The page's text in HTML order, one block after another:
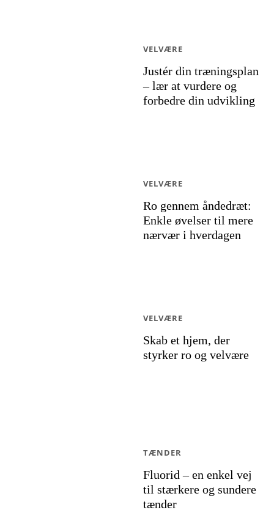
Justér din træningsplan
– lær at vurdere og
forbedre din udvikling
VELVÆRE
Ro gennem åndedræt:
Enkle øvelser til mere
nærvær i hverdagen
VELVÆRE
Skab et hjem, der
styrker ro og velvære
VELVÆRE
Fluorid – en enkel vej
til stærkere og sundere
tænder
TÆNDER